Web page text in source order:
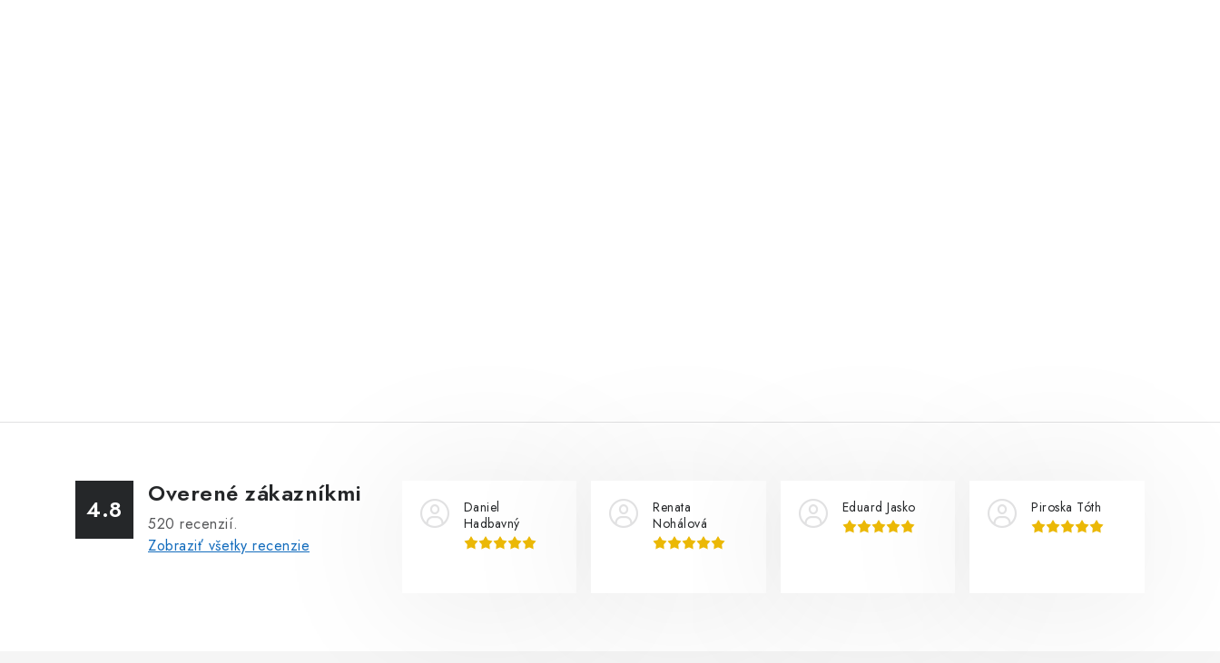
4.8
Overené zákazníkmi
520 recenzií.
Zobraziť všetky recenzie
Daniel
Hadbavný
Renata
Nohálová
Eduard Jasko Piroska Tóth